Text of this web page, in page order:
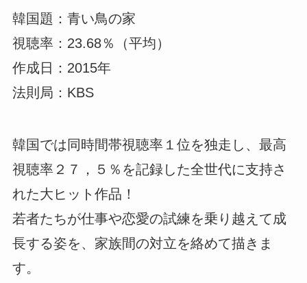
韓国題：青い鳥の家
視聴率：23.68％（平均）
作成日：2015年
法則局：KBS
韓国では同時間帯視聴率１位を独走し、最高
視聴率２７，５％を記録した全世代に支持さ
れた大ヒット作品！
若者たちが仕事や恋愛の試練を乗り越えて成
長する姿を、家族間の対立を絡めて描きま
す。